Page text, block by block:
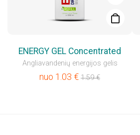
ENERGY GEL Concentrated
Angliavandenių energijos gelis
nuo 1.03 € 1.59€